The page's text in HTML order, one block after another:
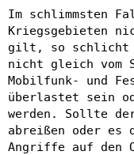
Im schlimmsten
Kriegsgebieten
gilt, so schlicht
nicht gleich vom
Mobilfunk- und
überlastet sein
werden. Sollte
abreißen oder es
Angriffe auf den